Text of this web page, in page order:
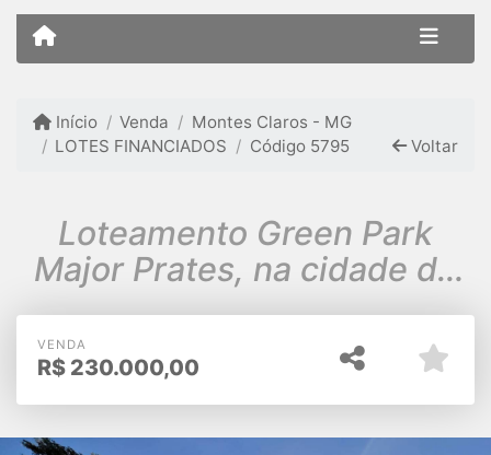
Início Venda
Montes Claros - MG
LOTES FINANCIADOS
Código 5795 Voltar
Loteamento Green Park
Major Prates, na cidade de
Montes Claros / MG
VENDA
R$ 230.000,00